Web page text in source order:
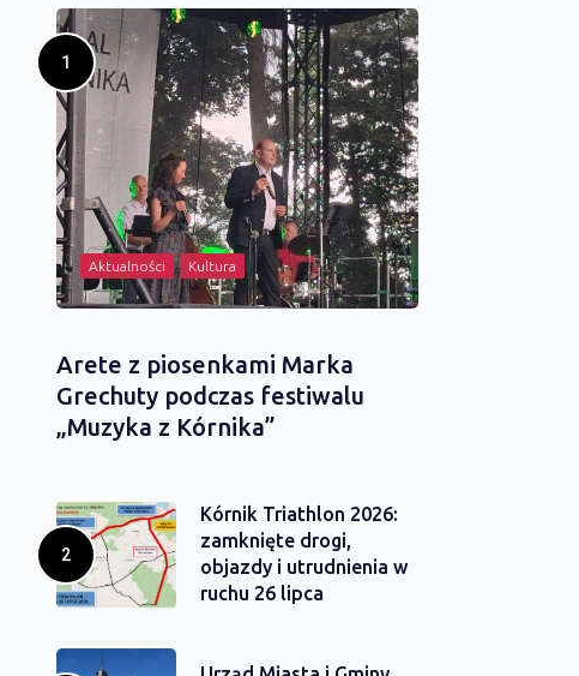
Aktualności Kultura
Arete z piosenkami Marka
Grechuty podczas festiwalu
„Muzyka z Kórnika”
Kórnik Triathlon 2026:
zamknięte drogi,
objazdy i utrudnienia w
ruchu 26 lipca